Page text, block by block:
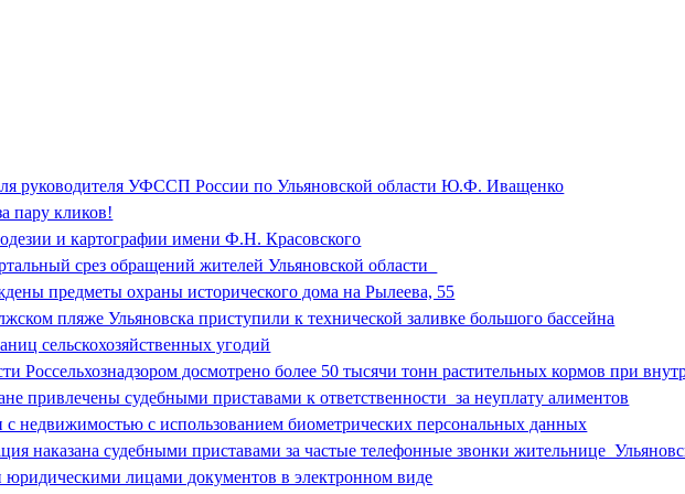
руководителя УФССП России по Ульяновской области Ю.Ф. Иващенко
пару кликов!
и картографии имени Ф.Н. Красовского
срез обращений жителей Ульяновской области
предметы охраны исторического дома на Рылеева, 55
пляже Ульяновска приступили к технической заливке большого бассейна
сельскохозяйственных угодий
Россельхознадзором досмотрено более 50 тысячи тонн растительных кормов при
привлечены судебными приставами к ответственности за неуплату алиментов
с недвижимостью с использованием биометрических персональных данных
наказана судебными приставами за частые телефонные звонки жительнице
юридическими лицами документов в электронном виде